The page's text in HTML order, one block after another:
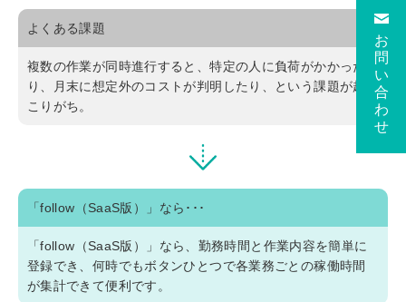
よくある課題
複数の作業が同時進行すると、特定の人に負荷がかかった
り、月末に想定外のコストが判明したり、という課題が起
こりがち。
「follow（SaaS版）」なら･･･
「follow（SaaS版）」なら、勤務時間と作業内容を簡単に
登録でき、何時でもボタンひとつで各業務ごとの稼働時間
が集計できて便利です。
お
問
い
合
わ
せ